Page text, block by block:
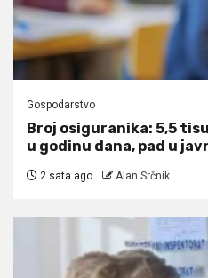
Gospodarstvo
Broj osiguranika: 5,5
u godinu dana, pad u
2 sata ago Alan Srčnik